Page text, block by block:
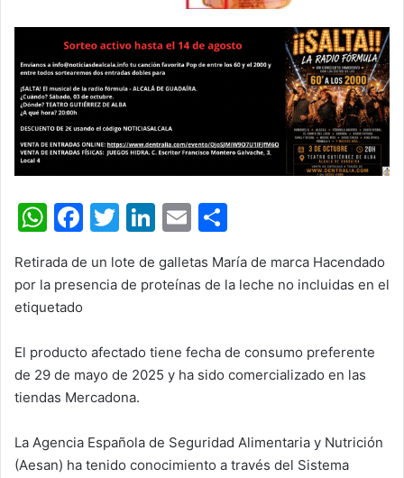
W
at
s
p
p
F
c
o
o
T
itt
er
Li
k
n
E
ai m
tir
Retirada de un lote de galletas María de marca Hacendado
por la presencia de proteínas de la leche no incluidas en el
etiquetado
El producto afectado tiene fecha de consumo preferente
de 29 de mayo de 2025 y ha sido comercializado en las
tiendas Mercadona.
La Agencia Española de Seguridad Alimentaria y Nutrición
(Aesan) ha tenido conocimiento a través del Sistema